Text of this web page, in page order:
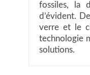
fossiles, la
d’évident.
verre et le
technologie
solutions.